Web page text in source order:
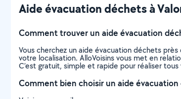
Aide évacuation déchets à
Comment trouver un aide évacuation
Vous cherchez un aide évacuation déchets
votre localisation. AlloVoisins vous met en
C’est gratuit, simple et rapide pour réaliser
Comment bien choisir un aide